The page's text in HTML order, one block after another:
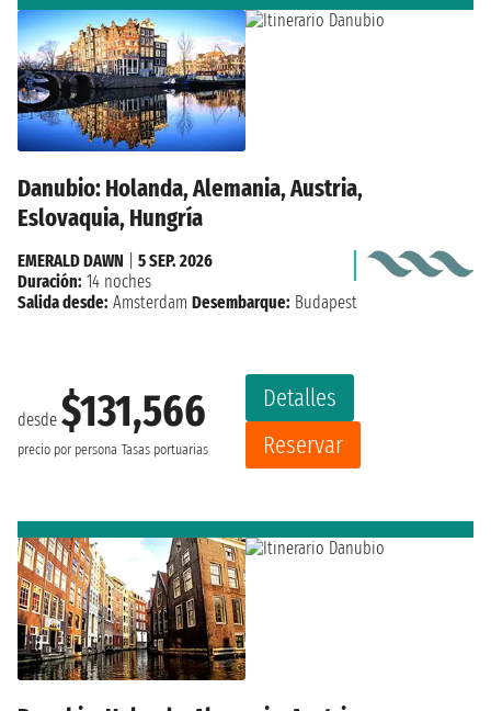
Danubio: Holanda, Alemania, Austria,
Eslovaquia, Hungría
desde $131,566
precio por persona Tasas portuarias
Detalles
Reservar
EMERALD DAWN
5 SEP. 2026
Duración: 14 noches
Salida desde: Amsterdam Desembarque: Budapest